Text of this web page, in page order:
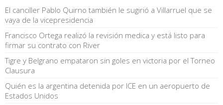
El canciller Pablo Quirno también le sugirió a Villarruel que se
vaya de la vicepresidencia
Francisco Ortega realizó la revisión medica y está listo para
firmar su contrato con River
Tigre y Belgrano empataron sin goles en victoria por el Torneo
Clausura
Quién es la argentina detenida por ICE en un aeropuerto de
Estados Unidos